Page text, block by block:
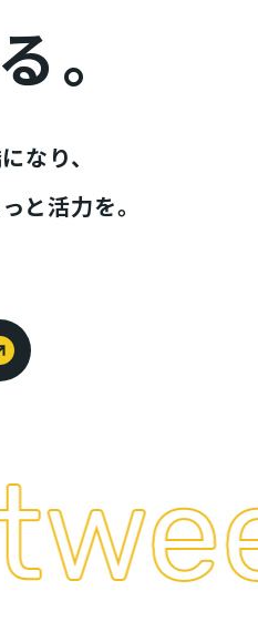
。
なり、
と活力を。